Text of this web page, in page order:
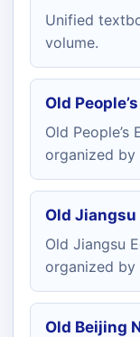
Unified
volume.
Old
Old People’s
organized by
Old
Old Jiangsu
organized by
Old Beijing